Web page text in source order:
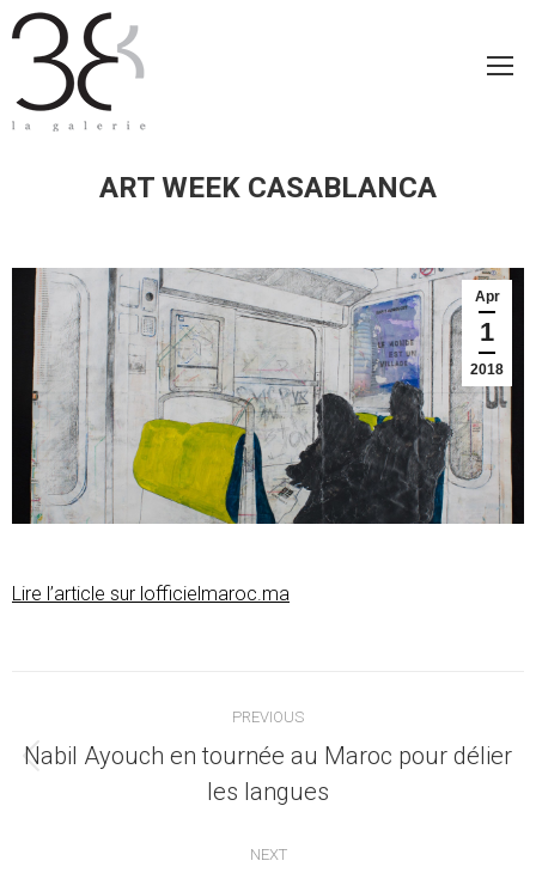
ART WEEK CASABLANCA
Apr
1
2018
Lire l’article sur lofficielmaroc.ma
navigation
PREVIOUS
Previous
post:
Nabil Ayouch en tournée au Maroc pour délier
les langues
NEXT